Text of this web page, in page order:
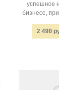
успешное
бизнесе,
2 490